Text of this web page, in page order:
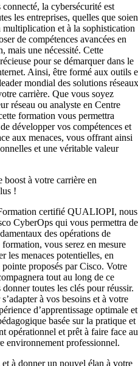
la cybersécurité est
les entreprises, quelles que
et à la sophistication
de compétences avancées en
mais une nécessité. Cette
pour se démarquer dans le
Ainsi, être formé aux outils
mondial des solutions
carrière. Que vous soyez
réseau ou analyste en Centre
formation vous permettra
développer vos compétences et
aux menaces, vous offrant ainsi
et une véritable valeur
boost à votre carrière en
!
certifié QUALIOPI, nous
CyberOps qui vous permettra de
des opérations de
vous serez en mesure
les menaces potentielles, en
proposés par Cisco. Votre
tout au long de ce
toutes les clés pour réussir.
à vos besoins et à votre
d’apprentissage optimale et
basée sur la pratique et
opérationnel et prêt à faire face
environnement professionnel.
à donner un nouvel élan à votre